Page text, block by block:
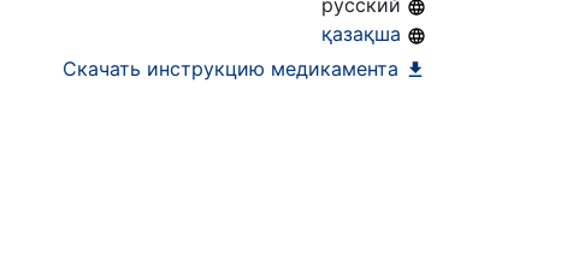
русский
қазақша
Скачать инструкцию медикамента